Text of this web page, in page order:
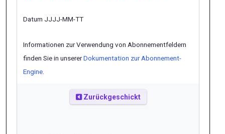
Datum JJJJ-MM-TT
Informationen zur Verwendung von Abonnementfeldern
finden Sie in unsererDokumentation zur Abonnement-
Engine.
Zurückgeschickt